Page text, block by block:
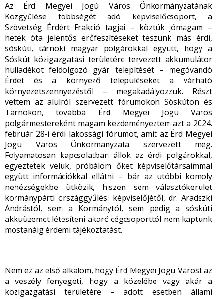
Az Érd Megyei Jogú Város Önkormányzatának
Közgyűlése többségét adó képviselőcsoport, a
Szövetség Érdért Frakció tagjai – köztük jómagam –
hetek óta jelentős erőfeszítéseket teszünk más érdi,
sóskúti, tárnoki magyar polgárokkal együtt, hogy a
Sóskút közigazgatási területére tervezett akkumulátor
hulladékot feldolgozó gyár telepítését – megóvandó
Érdet és a környező településeket a várható
környezetszennyezéstől – megakadályozzuk. Részt
vettem az alulról szervezett fórumokon Sóskúton és
Tárnokon, továbbá Érd Megyei Jogú Város
polgármestereként magam kezdeményeztem azt a 2024.
február 28-i érdi lakossági fórumot, amit az Érd Megyei
Jogú Város Önkormányzata szervezett meg.
Folyamatosan kapcsolatban állok az érdi polgárokkal,
egyeztetek velük, próbálom őket képviselőtársaimmal
együtt információkkal ellátni – bár az utóbbi komoly
nehézségekbe ütközik, hiszen sem választókerület
kormánypárti országgyűlési képviselőjétől, dr. Aradszki
Andrástól, sem a Kormánytól, sem pedig a sóskúti
akkuüzemet létesíteni akaró cégcsoporttól nem kaptunk
mostanáig érdemi tájékoztatást.
Nem ez az első alkalom, hogy Érd Megyei Jogú Várost az
a veszély fenyegeti, hogy a közelébe vagy akár a
közigazgatási területére – adott esetben állami